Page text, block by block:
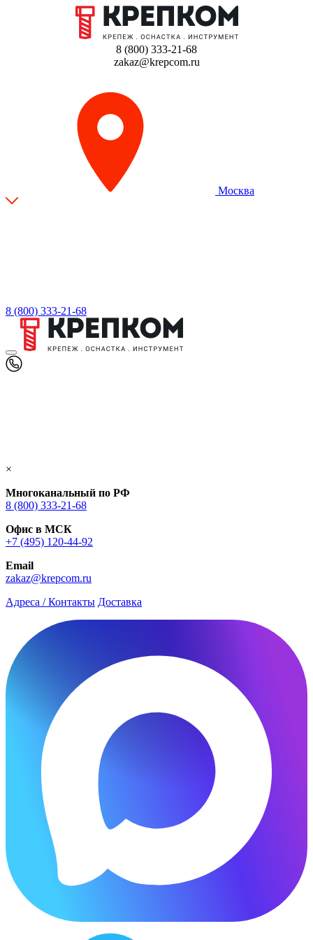
8 (800) 333-21-68
zakaz@krepcom.ru
Москва
8 (800) 333-21-68
×
Многоканальный по РФ
8 (800) 333‑21-68
Офис в МСК
+7 (495) 120-44-92
Email
zakaz@krepcom.ru
Адреса / Контакты Доставка